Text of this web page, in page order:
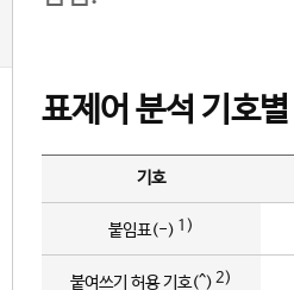
표제어 분석 기호
기호
붙임표(-) 1)
붙여쓰기 허용 기호(^) 2)